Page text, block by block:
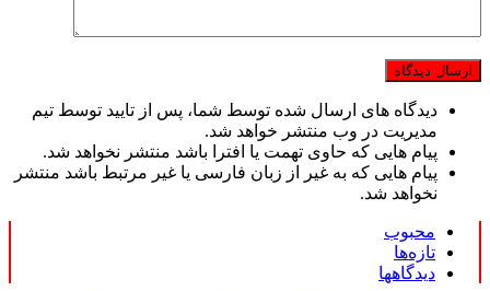
دیدگاه های ارسال شده توسط شما، پس از تایید توسط تیم
مدیریت در وب منتشر خواهد شد.
پیام هایی که حاوی تهمت یا افترا باشد منتشر نخواهد شد.
پیام هایی که به غیر از زبان فارسی یا غیر مرتبط باشد منتشر
نخواهد شد.
محبوب
تازه‌ها
دیدگاهها